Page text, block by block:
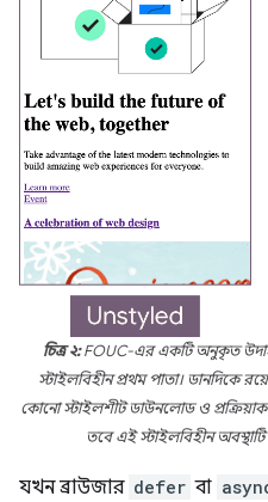
চিত্র ২:FOUC-এর একটি অনুকৃত
স্টাইলবিহীন প্রথম পাতা। ডানদিকে
কোনো স্টাইলশীট ডাউনলোড ও
তবে এই স্টাইলবিহীন
যখন ব্রাউজার defer বা